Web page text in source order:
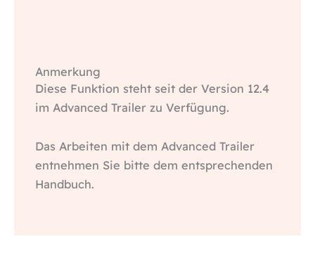
Anmerkung
Diese Funktion steht seit der Version 12.4
im Advanced Trailer zu Verfügung.
Das Arbeiten mit dem Advanced Trailer
entnehmen Sie bitte dem entsprechenden
Handbuch.